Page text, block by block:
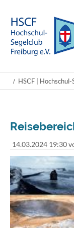
HSCF |
14.03.2024 19:30